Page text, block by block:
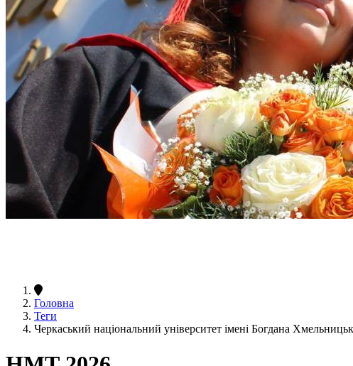
Головна
Теги
Черкаський національний університет імені Богдана